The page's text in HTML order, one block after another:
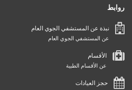
روابط
نبذة عن المستشفي الجوي العام
عن المستشفي الجوي العام
الأقسام
عن الأقسام الطبية
حجز العيادات